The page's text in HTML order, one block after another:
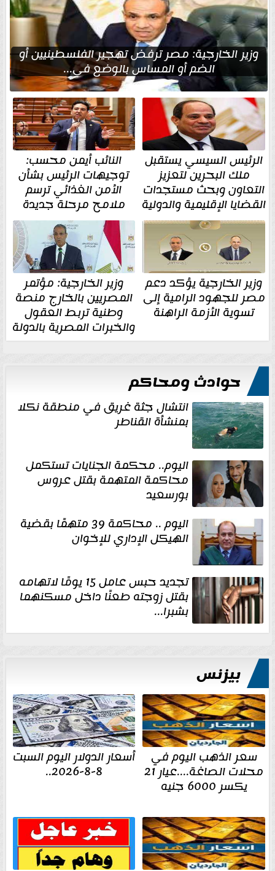
وزير الخارجية: مصر ترفض تهجير الفلسطينيين أو
الضم أو المساس بالوضع في...
الرئيس السيسي يستقبل
ملك البحرين لتعزيز
التعاون وبحث مستجدات
القضايا الإقليمية والدولية
النائب أيمن محسب:
توجيهات الرئيس بشأن
الأمن الغذائي ترسم
ملامح مرحلة جديدة
وزير الخارجية يؤكد دعم
مصر للجهود الرامية إلى
تسوية الأزمة الراهنة
وزير الخارجية: مؤتمر
المصريين بالخارج منصة
وطنية تربط العقول
والخبرات المصرية بالدولة
حوادث ومحاكم
انتشال جثة غريق في منطقة نكلا
بمنشأة القناطر
اليوم.. محكمة الجنايات تستكمل
محاكمة المتهمة بقتل عروس
بورسعيد
اليوم .. محاكمة 39 متهمًا بقضية
الهيكل الإداري للإخوان
تجديد حبس عامل 15 يومًا لاتهامه
بقتل زوجته طعنًا داخل مسكنهما
بشبرا...
بيزنس
سعر الذهب اليوم في
محلات الصاغة....عيار 21
يكسر 6000 جنيه
أسعار الدولار اليوم السبت
8-8-2026..